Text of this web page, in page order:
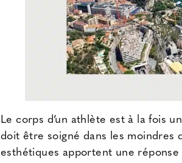
Le corps d’un athlète est à la fois
doit être soigné dans les
esthétiques apportent une